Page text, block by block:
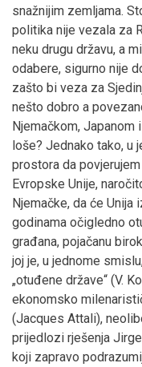
snažnijim zemljama.
politika nije vezala za
neku drugu državu, a
odabere, sigurno nije
zašto bi veza za
nešto dobro a
Njemačkom,
loše? Jednako tako, u
prostora da
Evropske Unije,
Njemačke, da će Unija
godinama očigledno
građana, pojačanu
joj je, u jednome
„otuđene države“ (V.
ekonomsko
(Jacques Attali),
prijedlozi rješenja
koji zapravo